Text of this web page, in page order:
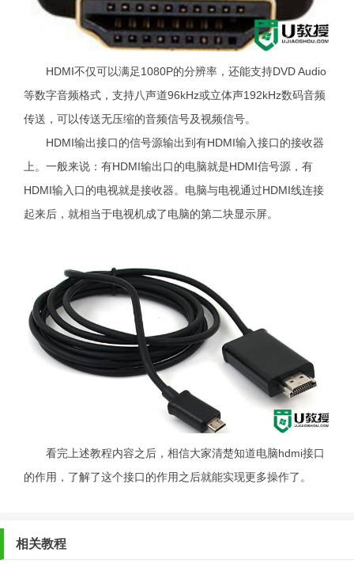
HDMI不仅可以满足1080P的分辨率，还能支持DVD Audio
等数字音频格式，支持八声道96kHz或立体声192kHz数码音频
传送，可以传送无压缩的音频信号及视频信号。
HDMI输出接口的信号源输出到有HDMI输入接口的接收器
上。一般来说：有HDMI输出口的电脑就是HDMI信号源，有
HDMI输入口的电视就是接收器。电脑与电视通过HDMI线连接
起来后，就相当于电视机成了电脑的第二块显示屏。
看完上述教程内容之后，相信大家清楚知道电脑hdmi接口
的作用，了解了这个接口的作用之后就能实现更多操作了。
相关教程